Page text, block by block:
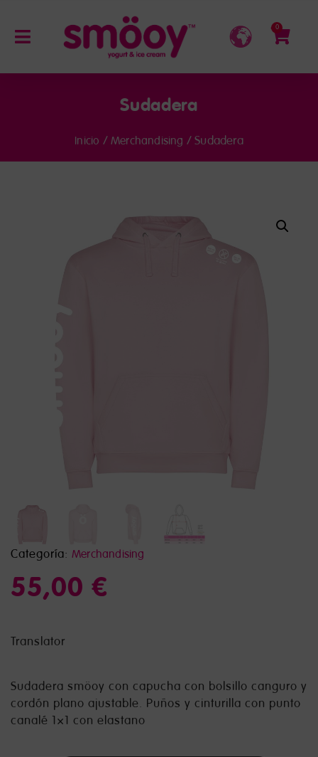
0
Sudadera
Inicio / Merchandising / Sudadera
Categoría: Merchandising
55,00 €
Translator
Sudadera smöoy con capucha con bolsillo canguro y
cordón plano ajustable. Puños y cinturilla con punto
canalé 1×1 con elastano